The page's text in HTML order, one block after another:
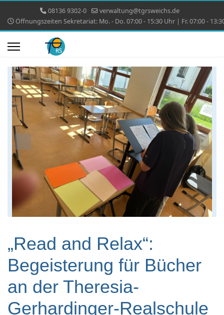
08136 9302-0
verwaltung@tgrsweichs.de
Öffnungszeiten Sekretariat: Mo. - Do. 07:00 - 15:30 Uhr | Fr. 07:00 -
Previous Next
„Read and Relax“:
Begeisterung für Bücher
an der Theresia-
Gerhardinger-Realschule